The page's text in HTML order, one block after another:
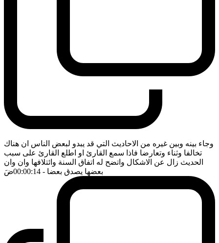
وجاء بينه وبين غيره من الاحاديث التي قد يبدو لبعض الناس ان هناك
تخالفا وثناء وتعارضا فاذا سمع القارئ او اطلع القارئ على سبب
الحديث زال عن الاشكال واتضح له اتفاق السنة وائتلافها وان وان
بعضها يصدق بعضا - 00:00:14 ضَ